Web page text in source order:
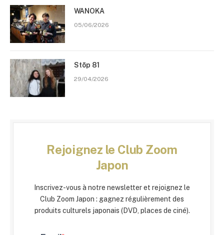
WANOKA
05/06/2026
Stōp 81
29/04/2026
Rejoignez le Club Zoom
Japon
Inscrivez-vous à notre newsletter et rejoignez le
Club Zoom Japon : gagnez régulièrement des
produits culturels japonais (DVD, places de ciné).